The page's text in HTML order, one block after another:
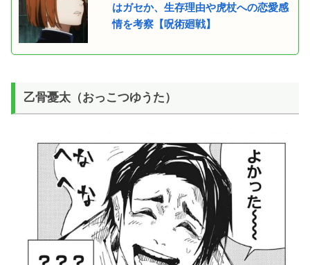
はガセか、生存理由や虎杖への恋愛感
情を考察【呪術廻戦】
乙骨憂太（おっこつゆうた）